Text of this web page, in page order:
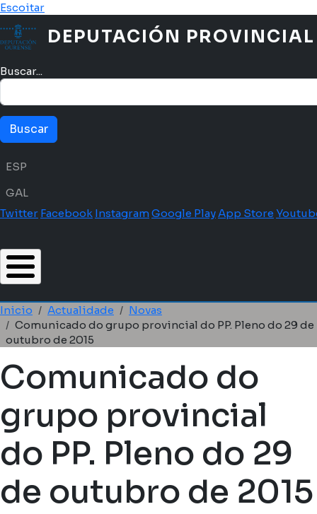
Ir o contido principal
Escoitar
DEPUTACIÓN PROVINCIAL
Buscar...
Menú idioma
ESP
GAL
Twitter Facebook InstagramGoogle PlayApp Store
Miga de pan
Inicio Actualidade
Novas
Comunicado do grupo provincial do PP. Pleno do 29 de
outubro de 2015
Comunicado do
grupo provincial
do PP. Pleno do 29
de outubro de 2015